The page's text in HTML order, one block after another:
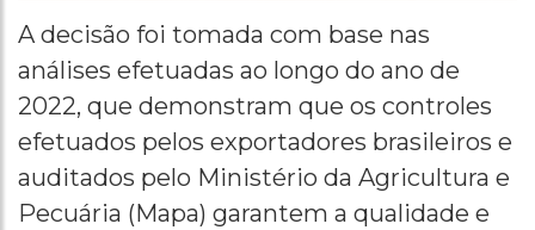
A decisão foi tomada com base nas
análises efetuadas ao longo do ano de
2022, que demonstram que os controles
efetuados pelos exportadores brasileiros e
auditados pelo Ministério da Agricultura e
Pecuária (Mapa) garantem a qualidade e